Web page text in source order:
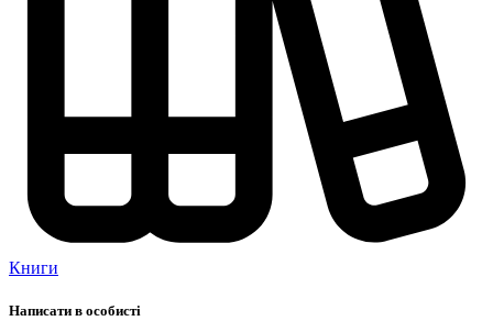
Книги
Написати в особисті